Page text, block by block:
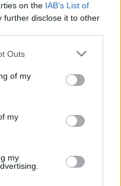
on the IAB’s List of
further disclose it to other
Outs
of my
my
my